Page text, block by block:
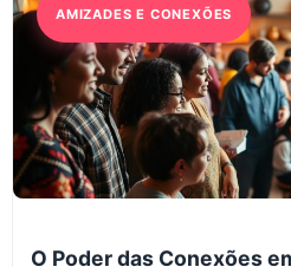
AMIZADES E CONEXÕES
O Poder das Conexões